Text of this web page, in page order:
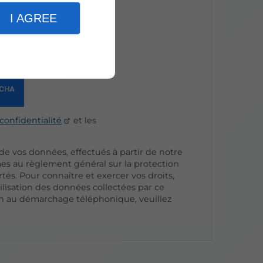
I AGREE
et les
vos données, effectués à partir de notre
au règlement général sur la protection
Pour connaître et exercer vos droits,
des données collectées par ce
au démarchage téléphonique, veuillez